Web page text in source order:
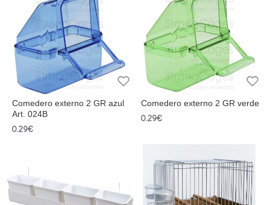
Comedero externo 2 GR azul
Art. 024B
0.29€
Comedero externo 2 GR verde
0.29€